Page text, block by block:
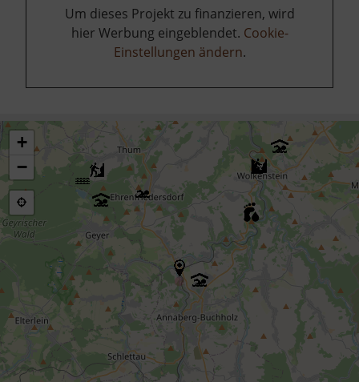
Um dieses Projekt zu finanzieren, wird
hier Werbung eingeblendet. Cookie-
Einstellungen ändern.
+
−